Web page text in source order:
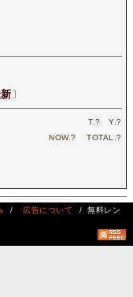
〕
T.? Y.?
NOW.? TOTAL.?
/ 広告について
/ 無料レン